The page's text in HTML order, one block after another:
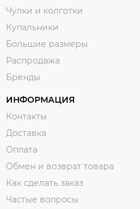
Чулки и колготки
Купальники
Большие размеры
Распродажа
Бренды
ИНФОРМАЦИЯ
Контакты
Доставка
Оплата
Обмен и возврат товара
Как сделать заказ
Частые вопросы